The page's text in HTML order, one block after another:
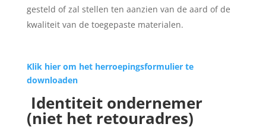
gesteld of zal stellen ten aanzien van de aard of de
kwaliteit van de toegepaste materialen.
Klik hier om het herroepingsformulier te
downloaden
Identiteit ondernemer
(niet het retouradres)